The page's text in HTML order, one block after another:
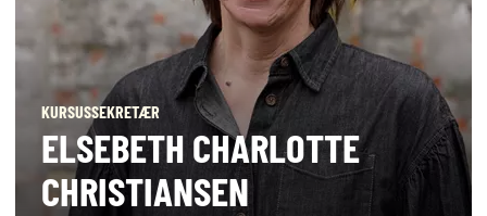
KURSUSSEKRETÆR
ELSEBETH CHARLOTTE
CHRISTIANSEN